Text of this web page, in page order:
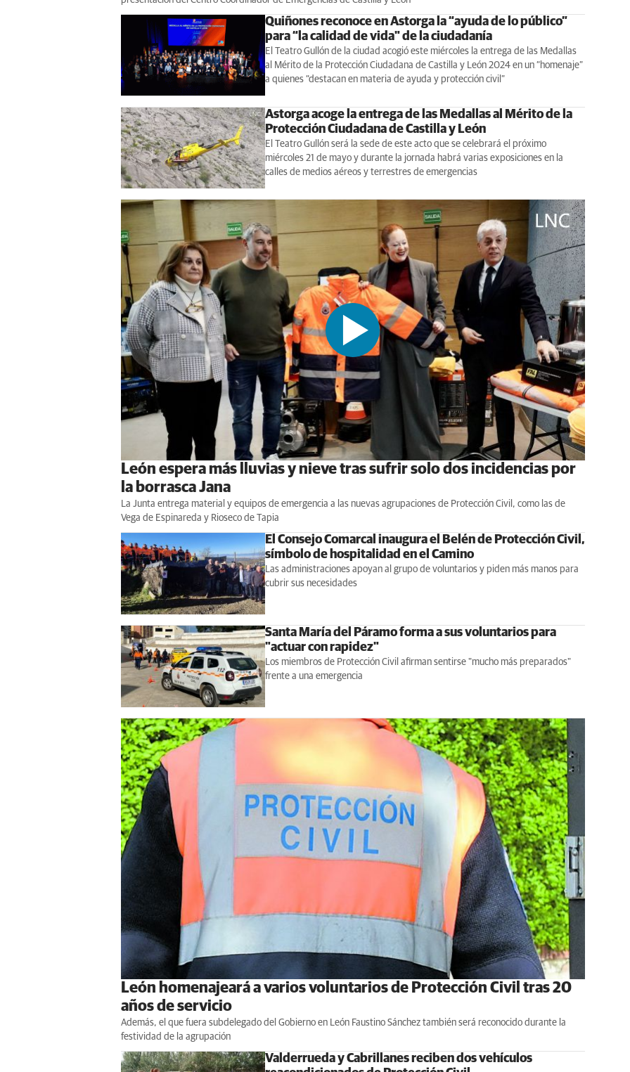
Quiñones reconoce en Astorga la “ayuda de lo público”
para “la calidad de vida" de la ciudadanía
El Teatro Gullón de la ciudad acogió este miércoles la entrega de las Medallas
al Mérito de la Protección Ciudadana de Castilla y León 2024 en un “homenaje”
a quienes “destacan en materia de ayuda y protección civil”
Astorga acoge la entrega de las Medallas al Mérito de la
Protección Ciudadana de Castilla y León
El Teatro Gullón será la sede de este acto que se celebrará el próximo
miércoles 21 de mayo y durante la jornada habrá varias exposiciones en la
calles de medios aéreos y terrestres de emergencias
León espera más lluvias y nieve tras sufrir solo dos incidencias por
la borrasca Jana
La Junta entrega material y equipos de emergencia a las nuevas agrupaciones de Protección Civil, como las de
Vega de Espinareda y Rioseco de Tapia
El Consejo Comarcal inaugura el Belén de Protección Civil,
símbolo de hospitalidad en el Camino
Las administraciones apoyan al grupo de voluntarios y piden más manos para
cubrir sus necesidades
Santa María del Páramo forma a sus voluntarios para
"actuar con rapidez"
Los miembros de Protección Civil afirman sentirse "mucho más preparados"
frente a una emergencia
León homenajeará a varios voluntarios de Protección Civil tras 20
años de servicio
Además, el que fuera subdelegado del Gobierno en León Faustino Sánchez también será reconocido durante la
festividad de la agrupación
Valderrueda y Cabrillanes reciben dos vehículos